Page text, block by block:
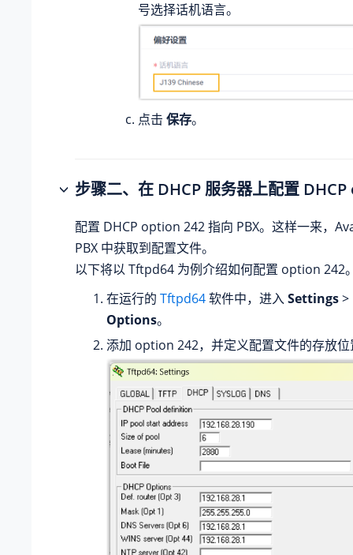
号选择话机语言。
点击 保存。
步骤二、在 DHCP 服务器上配置
配置 DHCP option 242 指向 PBX。这样一来，
PBX 中获取到配置文件。
以下将以 Tftpd64 为例介绍如何配置 option 242
在运行的 Tftpd64软件中，进入Settings>
Options。
添加 option 242，并定义配置文件的存放位